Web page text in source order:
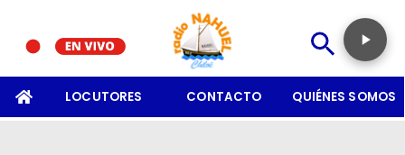
LOCUTORES CONTACTO QUIÉNES SOMOS